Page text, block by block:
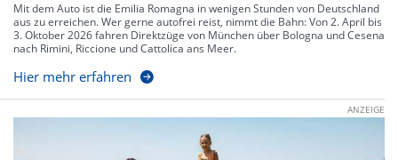
Mit dem Auto ist die Emilia Romagna in wenigen Stunden von Deutschland
aus zu erreichen. Wer gerne autofrei reist, nimmt die Bahn: Von 2. April bis
3. Oktober 2026 fahren Direktzüge von München über Bologna und Cesena
nach Rimini, Riccione und Cattolica ans Meer.
Hier mehr erfahren
ANZEIGE